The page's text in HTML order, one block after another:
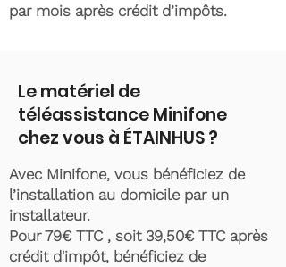
par mois après crédit d’impôts.
Le matériel de
téléassistance Minifone
chez vous à ÉTAINHUS ?
Avec Minifone, vous bénéficiez de
l’installation au domicile par un
installateur.
Pour 79€ TTC , soit 39,50€ TTC après
crédit d'impôt, bénéficiez de